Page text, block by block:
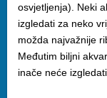
osvjetljenja). Neki
izgledati za neko
možda najvažnije
Međutim biljni
inače neće